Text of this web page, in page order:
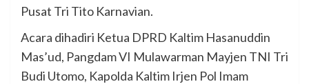
Pusat Tri Tito Karnavian.
Acara dihadiri Ketua DPRD Kaltim Hasanuddin
Mas’ud, Pangdam VI Mulawarman Mayjen TNI Tri
Budi Utomo, Kapolda Kaltim Irjen Pol Imam